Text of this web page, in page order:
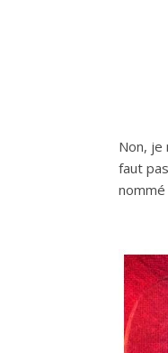
Non, je
faut
nommé